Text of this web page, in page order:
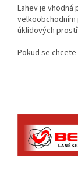
Lahev je vhodná
velkoobchodním
úklidových
Pokud se